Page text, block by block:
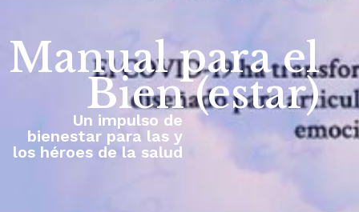
Manual para el
Bien (estar)
Un impulso de
bienestar para las y
los héroes de la salud